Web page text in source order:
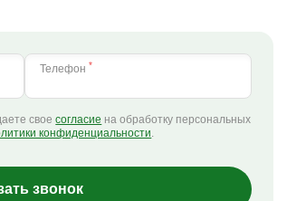
Телефон *
своесогласие на обработку персональных
конфиденциальности.
звонок